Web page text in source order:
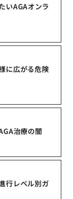
いAGAオンラ
に広がる危険
治療の闇
行レベル別ガ